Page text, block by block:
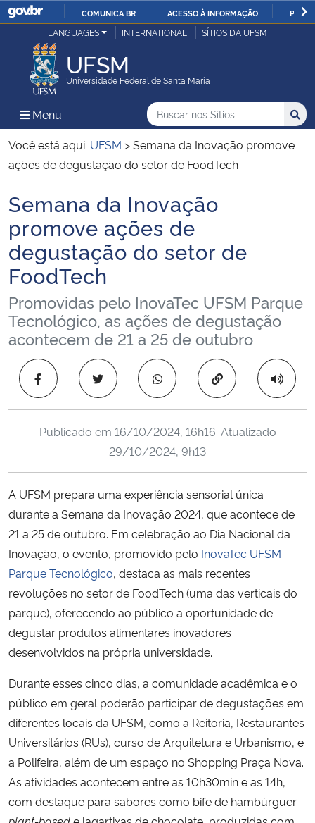
IR
COMUNICA BR ACESSO À INFORMAÇÃO
Ministério da Justiça e Segurança Pública
Ministério da Defesa
Ministério das Relações Exteriores
Ministério da Infraestrutura
Ministério da Agricultura, Pecuária e Abastecimento
Ministério da Cidadania
Ministério da Saúde
Ministério de Minas e Energia
Ministério da Ciência, Tecnologia, Inovações e Comunicações
Ministério do Meio Ambiente
Ministério do Turismo
Ministério do Desenvolvimento Regional
Controladoria-Geral da União
Ministério da Mulher, da Família e dos Direitos Humanos
Secretaria de Governo
Gabinete de Segurança Institucional
Advocacia-Geral da União
Banco Central do Brasil
LANGUAGES INTERNATIONAL SÍTIOS DA UFSM
UFSM
Universidade Federal de Santa Maria
Menu Menu Principal do Sítio
Busca
Buscar no nos Sítios
Busca:
Você está aqui: UFSM >Semana da Inovação promove
ações de degustação do setor de FoodTech
Início do conteúdo
Semana da Inovação
promove ações de
degustação do setor de
FoodTech
Promovidas pelo InovaTec UFSM Parque
Tecnológico, as ações de degustação
acontecem de 21 a 25 de outubro
Copiar para área
Publicado em 16/10/2024, 16h16. Atualizado
29/10/2024, 9h13
A UFSM prepara uma experiência sensorial única
durante a Semana da Inovação 2024, que acontece de
21 a 25 de outubro. Em celebração ao Dia Nacional da
Inovação, o evento, promovido pelo InovaTec UFSM
Parque Tecnológico, destaca as mais recentes
revoluções no setor de FoodTech (uma das verticais do
parque), oferecendo ao público a oportunidade de
degustar produtos alimentares inovadores
desenvolvidos na própria universidade.
Durante esses cinco dias, a comunidade acadêmica e o
público em geral poderão participar de degustações em
diferentes locais da UFSM, como a Reitoria, Restaurantes
Universitários (RUs), curso de Arquitetura e Urbanismo, e
a Polifeira, além de um espaço no Shopping Praça Nova.
As atividades acontecem entre as 10h30min e as 14h,
com destaque para sabores como bife de hambúrguer